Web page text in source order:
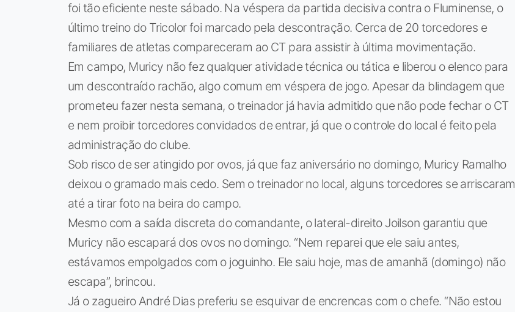
foi tão eficiente neste sábado. Na véspera da partida decisiva contra o Fluminense, o
último treino do Tricolor foi marcado pela descontração. Cerca de 20 torcedores e
familiares de atletas compareceram ao CT para assistir à última movimentação.
Em campo, Muricy não fez qualquer atividade técnica ou tática e liberou o elenco para
um descontraído rachão, algo comum em véspera de jogo. Apesar da blindagem que
prometeu fazer nesta semana, o treinador já havia admitido que não pode fechar o CT
e nem proibir torcedores convidados de entrar, já que o controle do local é feito pela
administração do clube.
Sob risco de ser atingido por ovos, já que faz aniversário no domingo, Muricy Ramalho
deixou o gramado mais cedo. Sem o treinador no local, alguns torcedores se arriscaram
até a tirar foto na beira do campo.
Mesmo com a saída discreta do comandante, o lateral-direito Joilson garantiu que
Muricy não escapará dos ovos no domingo. “Nem reparei que ele saiu antes,
estávamos empolgados com o joguinho. Ele saiu hoje, mas de amanhã (domingo) não
escapa”, brincou.
Já o zagueiro André Dias preferiu se esquivar de encrencas com o chefe. “Não estou